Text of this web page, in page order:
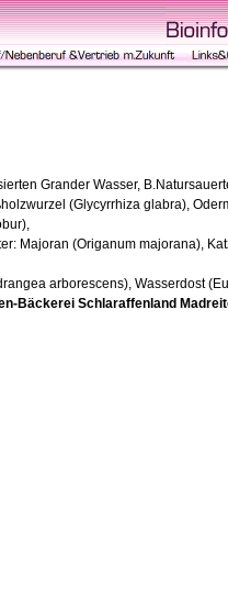
Grander Wasser,
(Glycyrrhiza glabra),
Majoran (Origanum majorana),
arborescens), Wasserdost
Bäckerei Schlaraffenland